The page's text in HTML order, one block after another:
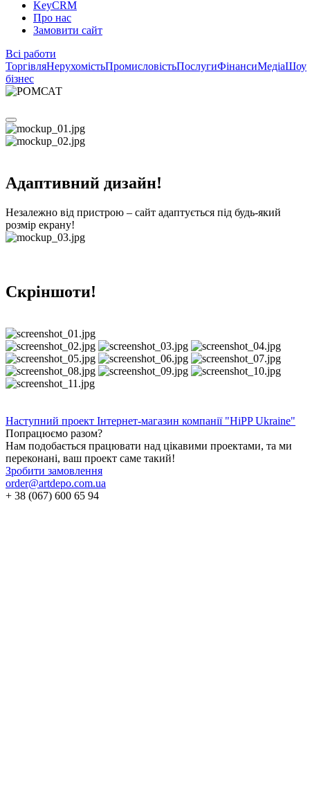
KeyCRM
Про нас
Замовити сайт
Всі работи
ТоргівляНерухомістьПромисловістьПослугиФінансиМедіаШоу
бізнес
Адаптивний дизайн!
Незалежно від пристрою – сайт адаптується під будь-який
розмір екрану!
Скріншоти!
Наступний проект Інтернет-магазин компанії "HiPP Ukraine"
Попрацюємо разом?
Нам подобається працювати над цікавими проектами, та ми
переконані, ваш проект саме такий!
Зробити замовлення
order@artdepo.com.ua
+ 38 (067) 600 65 94